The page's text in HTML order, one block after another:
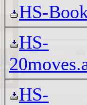
HS-
HS-
HS-